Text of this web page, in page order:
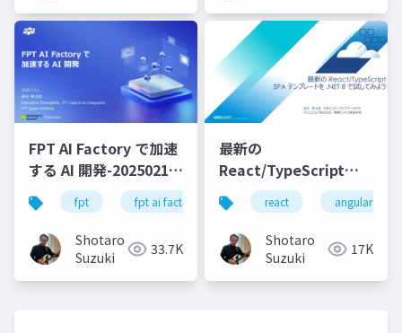
FPT AI Factory で加速
する AI 開発-20250213-
公開版fpt fpt ai factory generative ai azure
Shotaro
Suzuki
33.7K
最新の
React/TypeScript
SPA テンプレートを
.NET 8 で試してみよう
react angular
Shotaro
Suzuki
17K